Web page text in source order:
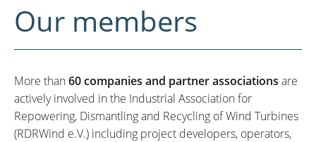
Our members
More than60 companies and partner associations are
actively involved in the Industrial Association for
Repowering, Dismantling and Recycling of Wind Turbines
(RDRWind e.V.) including project developers, operators,